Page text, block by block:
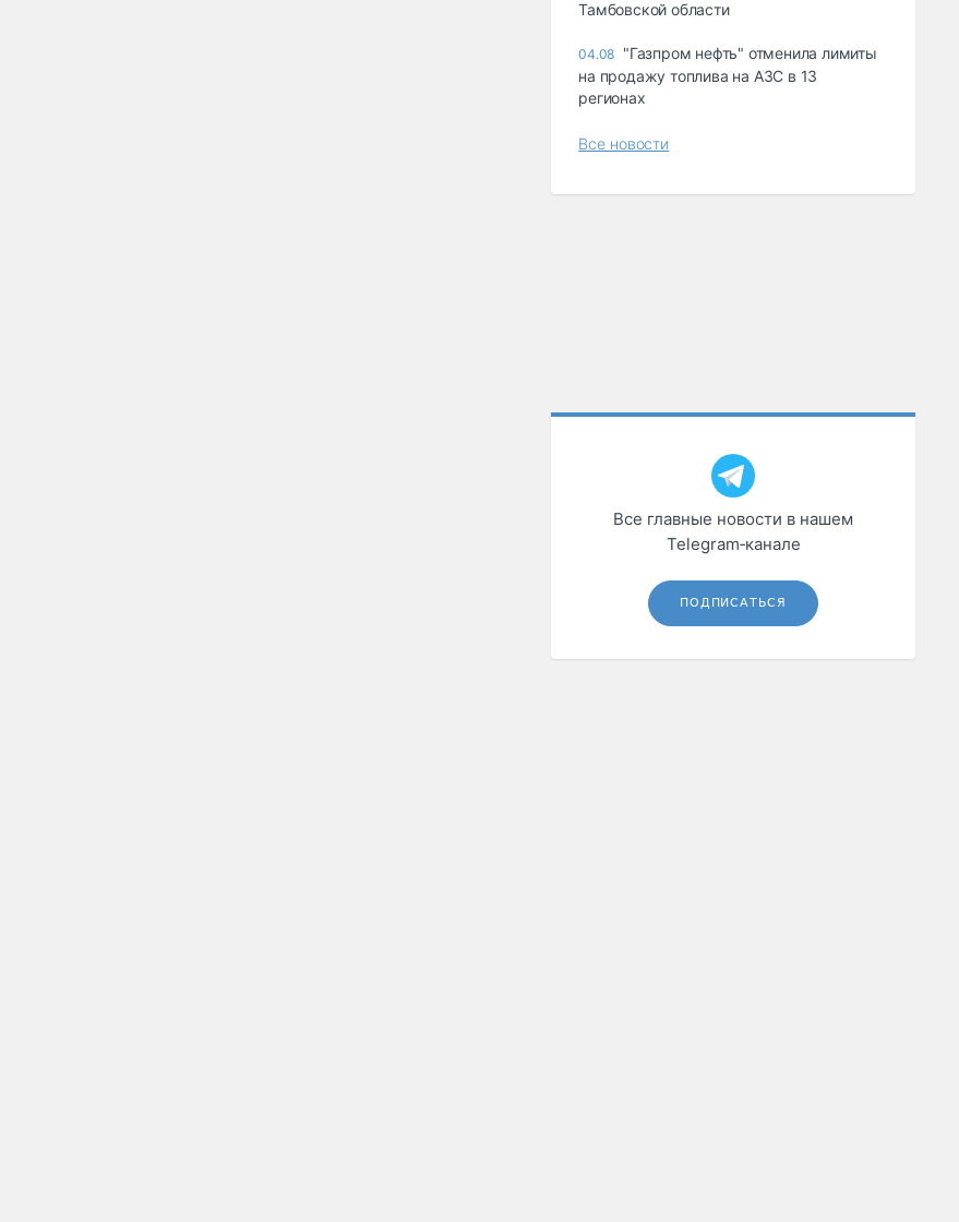
Тамбовской области
04.08 "Газпром нефть" отменила лимиты
на продажу топлива на АЗС в 13
регионах
Все новости
Все главные новости в нашем
Telegram‑канале
ПОДПИСАТЬСЯ